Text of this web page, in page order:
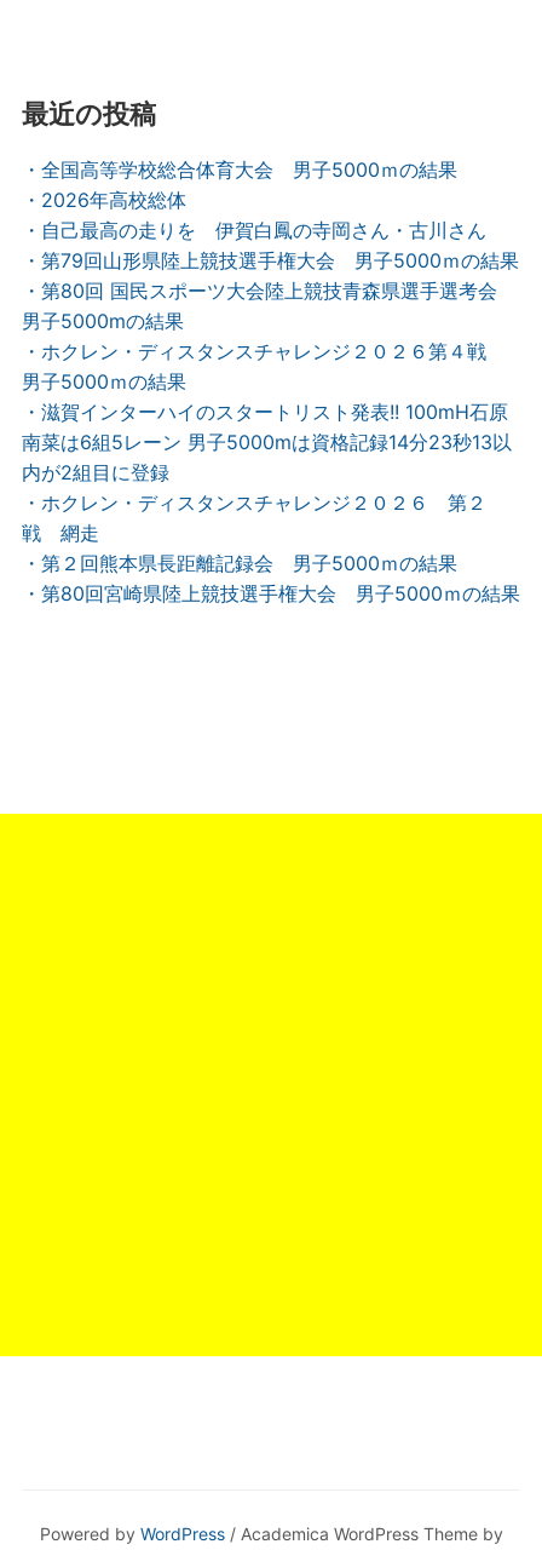
最近の投稿
・全国高等学校総合体育大会 男子5000ｍの結果
・2026年高校総体
・自己最高の走りを 伊賀白鳳の寺岡さん・古川さん
・第79回山形県陸上競技選手権大会 男子5000ｍの結果
・第80回 国民スポーツ大会陸上競技青森県選手選考会
男子5000mの結果
・ホクレン・ディスタンスチャレンジ２０２６第４戦
男子5000ｍの結果
・滋賀インターハイのスタートリスト発表!! 100mH石原
南菜は6組5レーン 男子5000mは資格記録14分23秒13以
内が2組目に登録
・ホクレン・ディスタンスチャレンジ２０２６ 第２
戦 網走
・第２回熊本県長距離記録会 男子5000ｍの結果
・第80回宮崎県陸上競技選手権大会 男子5000ｍの結果
Powered by WordPress/ Academica WordPress Theme by